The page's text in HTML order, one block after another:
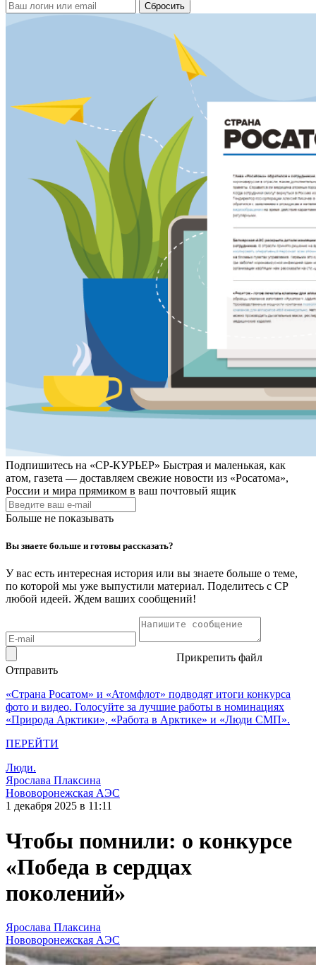
Подпишитесь на «СР-КУРЬЕР» Быстрая и маленькая, как
атом, газета — доставляем свежие новости из «Росатома»,
России и мира прямиком в ваш почтовый ящик
Больше не показывать
Вы знаете больше и готовы рассказать?
У вас есть интересная история или вы знаете больше о теме,
по которой мы уже выпустили материал. Поделитесь с СР
любой идеей. Ждем ваших сообщений!
Прикрепить файл
Отправить
«Страна Росатом» и «Атомфлот» подводят итоги конкурса
фото и видео. Голосуйте за лучшие работы в номинациях
«Природа Арктики», «Работа в Арктике» и «Люди СМП».
ПЕРЕЙТИ
Люди.
Ярослава Плаксина
Нововоронежская АЭС
1 декабря 2025 в 11:11
Чтобы помнили: о конкурсе
«Победа в сердцах
поколений»
Ярослава Плаксина
Нововоронежская АЭС